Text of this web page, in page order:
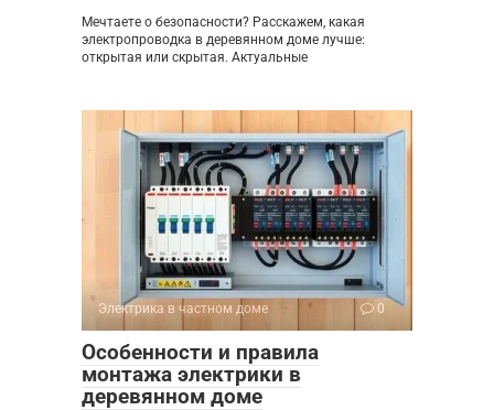
Мечтаете о безопасности? Расскажем, какая
электропроводка в деревянном доме лучше:
открытая или скрытая. Актуальные
Электрика в частном доме 0
Особенности и правила
монтажа электрики в
деревянном доме